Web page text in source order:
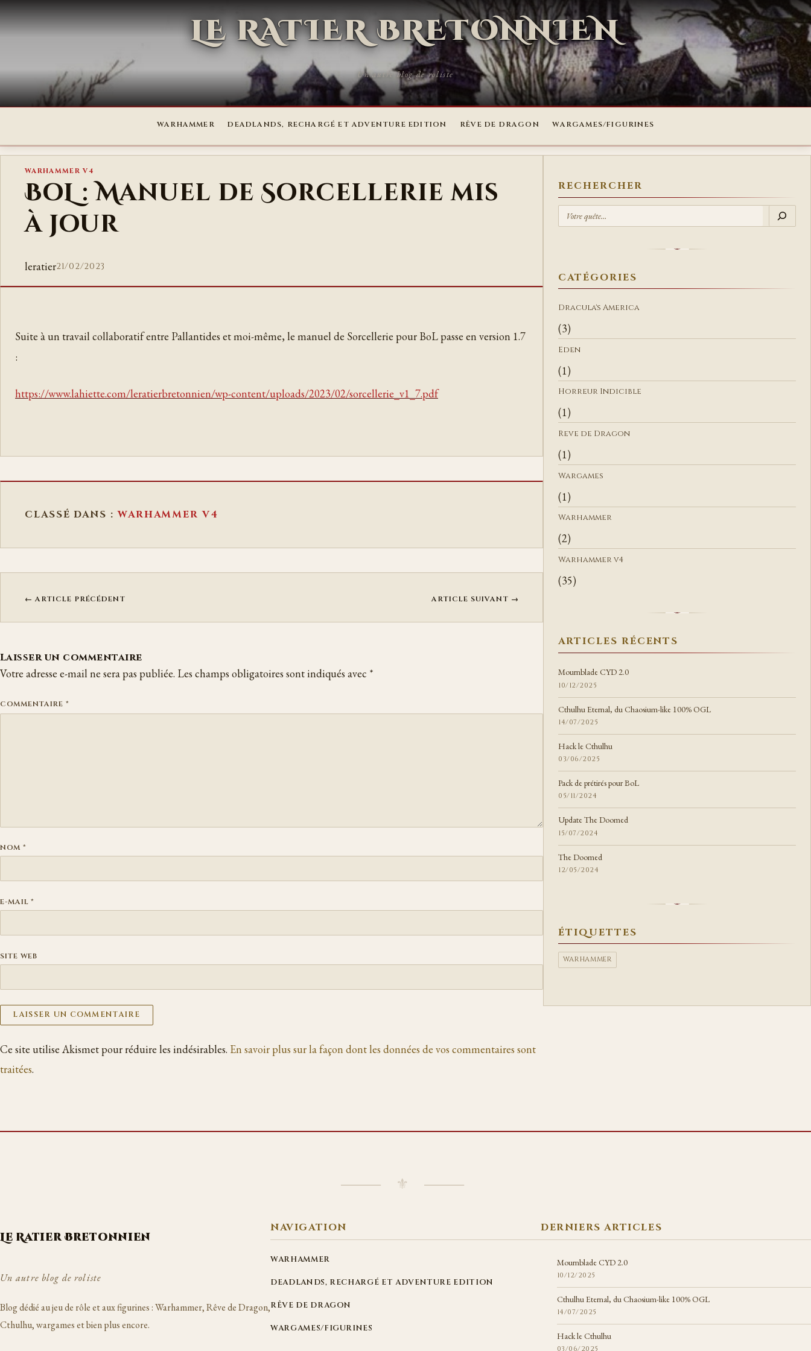
LE RATIER BRETONNIEN
Un autre blog de roliste
WARHAMMER DEADLANDS, RECHARGÉ ET ADVENTURE EDITION RÊVE DE DRAGON WARGAMES/FIGURINES
WARHAMMER V4
BoL : Manuel de Sorcellerie mis
à jour
leratier21/02/2023
Suite à un travail collaboratif entre Pallantides et moi-même, le manuel de Sorcellerie pour BoL passe en version 1.7
:
https://www.lahiette.com/leratierbretonnien/wp-content/uploads/2023/02/sorcellerie_v1_7.pdf
CLASSÉ DANS :WARHAMMER V4
← ARTICLE PRÉCÉDENT ARTICLE SUIVANT →
Laisser un commentaire
Votre adresse e-mail ne sera pas publiée. Les champs obligatoires sont indiqués avec *
COMMENTAIRE *
NOM *
E-MAIL*
SITE WEB
Ce site utilise Akismet pour réduire les indésirables. En savoir plus sur la façon dont les données de vos commentaires sont
traitées.
RECHERCHER
E
H
E
R
CATÉGORIES
Dracula's America
(3)
Eden
(1)
Horreur Indicible
(1)
Reve de Dragon
(1)
Wargames
(1)
Warhammer
(2)
Warhammer v4
(35)
ARTICLES RÉCENTS
Mournblade CYD 2.0
10/12/2025
Cthulhu Eternal, du Chaosium-like 100% OGL
14/07/2025
Hack le Cthulhu
03/06/2025
Pack de prétirés pour BoL
05/11/2024
Update The Doomed
15/07/2024
The Doomed
12/05/2024
ÉTIQUETTES
WARHAMMER
⸻ ⚜ ⸻
Le Ratier Bretonnien
Un autre blog de roliste
Blog dédié au jeu de rôle et aux figurines : Warhammer, Rêve de Dragon,
Cthulhu, wargames et bien plus encore.
NAVIGATION
WARHAMMER
DEADLANDS, RECHARGÉ ET ADVENTURE EDITION
RÊVE DE DRAGON
WARGAMES/FIGURINES
DERNIERS ARTICLES
Mournblade CYD 2.0
10/12/2025
Cthulhu Eternal, du Chaosium-like 100% OGL
14/07/2025
Hack le Cthulhu
03/06/2025